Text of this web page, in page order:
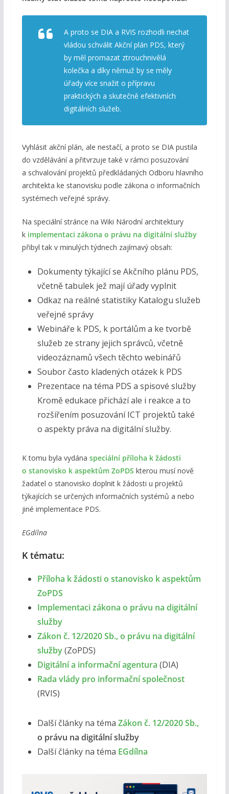
A proto se DIA a RVIS rozhodli nechat
vládou schválit Akční plán PDS, který
by měl promazat ztrouchnivělá
kolečka a díky němuž by se měly
úřady více snažit o přípravu
praktických a skutečně efektivních
digitálních služeb.
Vyhlásit akční plán, ale nestačí, a proto se DIA pustila
do vzdělávání a přitvrzuje také v rámci posuzování
a schvalování projektů předkládaných Odboru hlavního
architekta ke stanovisku podle zákona o informačních
systémech veřejné správy.
Na speciální stránce na Wiki Národní architektury
k implementaci zákona o právu na digitální služby
přibyl tak v minulých týdnech zajímavý obsah:
Dokumenty týkající se Akčního plánu PDS,
včetně tabulek jež mají úřady vyplnit
Odkaz na reálné statistiky Katalogu služeb
veřejné správy
Webináře k PDS, k portálům a ke tvorbě
služeb ze strany jejich správců, včetně
videozáznamů všech těchto webinářů
Soubor často kladených otázek k PDS
Prezentace na téma PDS a spisové služby
Kromě edukace přichází ale i reakce a to
rozšířením posuzování ICT projektů také
o aspekty práva na digitální služby.
K tomu byla vydána speciální příloha k žádosti
o stanovisko k aspektům ZoPDS kterou musí nově
žadatel o stanovisko doplnit k žádosti u projektů
týkajících se určených informačních systémů a nebo
jiné implementace PDS.
EGdílna
K tématu:
Příloha k žádosti o stanovisko k aspektům
ZoPDS
Implementaci zákona o právu na digitální
služby
Zákon č. 12/2020 Sb., o právu na digitální
služby(ZoPDS)
Digitální a informační agentura (DIA)
Rada vlády pro informační společnost
(RVIS)
Další články na téma Zákon č. 12/2020 Sb.,
o právu na digitální služby
Další články na téma EGdílna